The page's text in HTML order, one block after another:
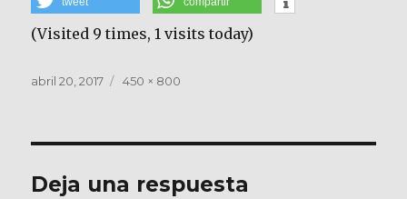
(Visited 9 times, 1 visits today)
Publicado
abril 20, 2017
Tamaño
450 × 800
Deja una respuesta